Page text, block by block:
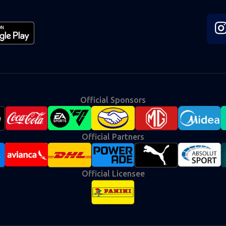
us
on
Official Sponsors
Official Partners
Official Licensee